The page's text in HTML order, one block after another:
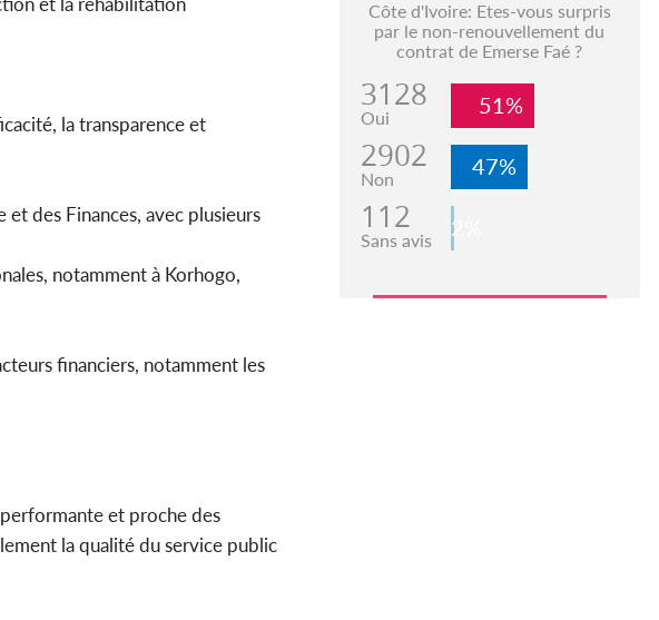
la transparence et
des Finances, avec plusieurs
notamment à Korhogo,
financiers, notamment les
et proche des
la qualité du service public
Côte d'Ivoire: Etes-vous surpris
par le non-renouvellement du
contrat de Emerse Faé ?
3128
Oui 51%
2902
Non 47%
112
Sans avis 2%